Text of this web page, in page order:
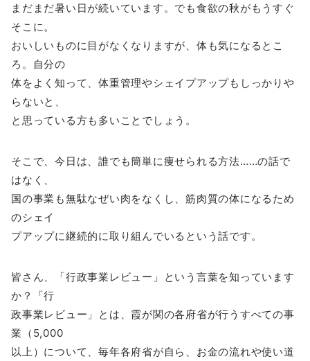
まだまだ暑い日が続いています。でも食欲の秋がもうすぐ
そこに。
おいしいものに目がなくなりますが、体も気になるとこ
ろ。自分の
体をよく知って、体重管理やシェイプアップもしっかりや
らないと、
と思っている方も多いことでしょう。
そこで、今日は、誰でも簡単に痩せられる方法……の話で
はなく、
国の事業も無駄なぜい肉をなくし、筋肉質の体になるため
のシェイ
プアップに継続的に取り組んでいるという話です。
皆さん、「行政事業レビュー」という言葉を知っています
か？「行
政事業レビュー」とは、霞が関の各府省が行うすべての事
業（5,000
以上）について、毎年各府省が自ら、お金の流れや使い道